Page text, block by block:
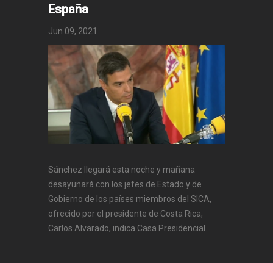
España
Jun 09, 2021
Sánchez llegará esta noche y mañana
desayunará con los jefes de Estado y de
Gobierno de los países miembros del SICA,
ofrecido por el presidente de Costa Rica,
Carlos Alvarado, indica Casa Presidencial.